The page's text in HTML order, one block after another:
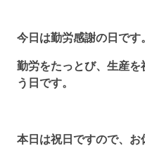
今日は勤労感謝の日です。
勤労をたっとび、生産
う日です。
本日は祝日ですので、お